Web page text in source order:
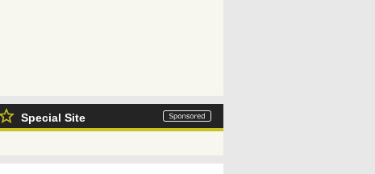
Special Site